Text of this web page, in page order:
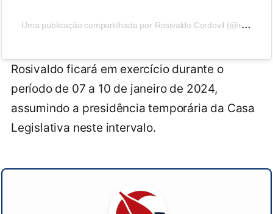
U
ma publicação compartilhada por Rosivaldo Cordovil (@rosivaldocordovil)
Rosivaldo ficará em exercício durante o
período de 07 a 10 de janeiro de 2024,
assumindo a presidência temporária da Casa
Legislativa neste intervalo.